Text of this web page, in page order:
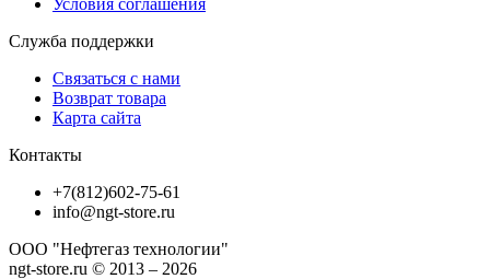
Служба поддержки
Связаться с нами
Возврат товара
Карта сайта
Контакты
+7(812)602-75-61
info@ngt-store.ru
ООО "Нефтегаз технологии"
ngt-store.ru © 2013 – 2026